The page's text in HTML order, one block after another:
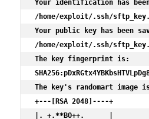
Your identification has
/home/exploit/.ssh/sftp_key.
Your public key has been
/home/exploit/.ssh/
The key fingerprint is:
The key's randomart image
+---[RSA 2048]----+
|. +.**BO++.      |